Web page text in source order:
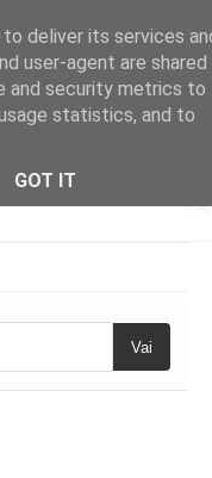
Vai
deliver its services
user-agent are shared
and security metrics to
statistics, and to
GOT IT